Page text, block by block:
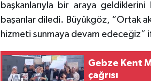
başkanlarıyla bir araya
başarılar diledi. Büyükgöz, “Ortak
hizmeti sunmaya devam edeceğiz”
Gebze Kent
çağrısı